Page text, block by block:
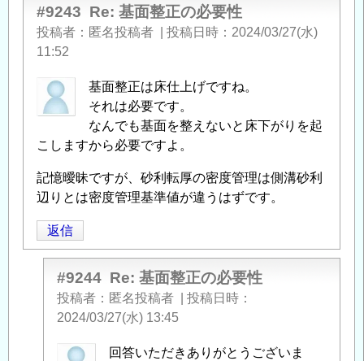
#9243 Re: 基面整正の必要性
投稿者 匿名投稿者 投稿日時
2024/03/27(水)
11:52
基面整正は床仕上げですね。
それは必要です。
なんでも基面を整えないと床下がりを起
こしますから必要ですよ。
記憶曖昧ですが、砂利転厚の密度管理は側溝砂利
辺りとは密度管理基準値が違うはずです。
返信
#9244 Re: 基面整正の必要性
投稿者 匿名投稿者
投稿日時
2024/03/27(水) 13:45
匿
回答いただきありがとうございま